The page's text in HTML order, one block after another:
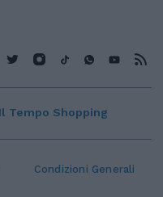
Condizioni Generali
Il Tempo Shopping